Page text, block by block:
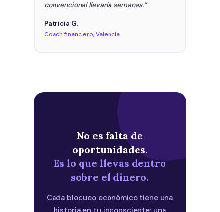
convencional llevaría semanas.”
Patricia G.
Coach financiero, Valencia
💰
No es falta de
oportunidades.
Es lo que llevas dentro
sobre el dinero.
Cada bloqueo económico tiene una
historia en tu inconsciente: una